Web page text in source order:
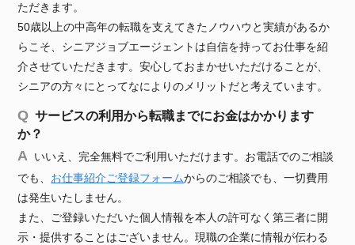
ただきます。
50歳以上の中高年の転職を支えてきたノウハウと実績があるか
らこそ、シニアジョブエージェントは自信を持ってお仕事を紹
介させていただきます。安心しておまかせいただけることが、
シニアの方々にとってなによりのメリットだと考えています。
サービスの利用から転職までにお金はかかります
か？
いいえ、完全無料でご利用いただけます。お電話でのご相談
でも、 お仕事紹介ご登録フォームからのご相談でも、一切費用
は発生いたしません。
また、ご登録いただいた個人情報を本人の許可なく第三者に開
示・提供することはございません。現職の企業に情報が伝わる